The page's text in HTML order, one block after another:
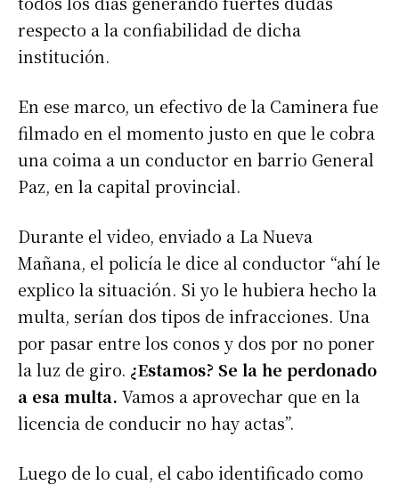
respecto a la confiabilidad de dicha
institución.
En ese marco, un efectivo de la Caminera fue
filmado en el momento justo en que le cobra
una coima a un conductor en barrio General
Paz, en la capital provincial.
Durante el video, enviado a La Nueva
Mañana, el policía le dice al conductor “ahí le
explico la situación. Si yo le hubiera hecho la
multa, serían dos tipos de infracciones. Una
por pasar entre los conos y dos por no poner
la luz de giro. ¿Estamos? Se la he perdonado
a esa multa. Vamos a aprovechar que en la
licencia de conducir no hay actas”.
Luego de lo cual, el cabo identificado como